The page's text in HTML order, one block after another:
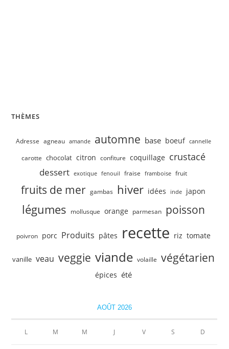
THÈMES
Adresse agneau amande automne base boeuf cannelle
carotte chocolat citron confiture coquillage crustacé
dessert exotique fenouil fraise framboise fruit
fruits de mer gambas hiver idées inde japon
légumes mollusque orange parmesan poisson
poivron porc Produits pâtes recette riz tomate
vanille veau veggie viande volaille végétarien
épices été
AOÛT 2026
L M M J V S D